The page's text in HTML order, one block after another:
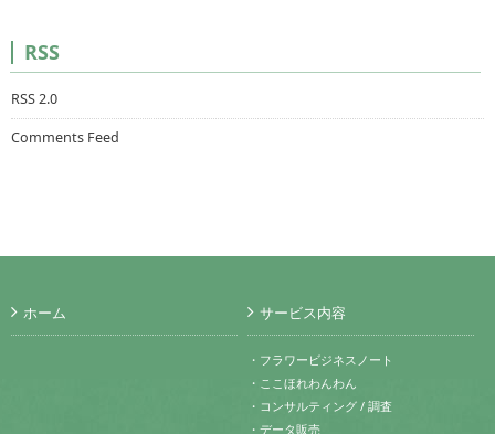
RSS
RSS 2.0
Comments Feed
ホーム サービス内容
・フラワービジネスノート
・ここほれわんわん
・コンサルティング / 調査
・データ販売